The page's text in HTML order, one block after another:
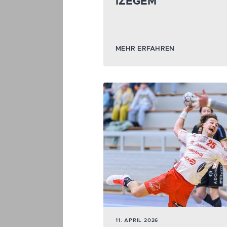
MEHR ERFAHREN
11. APRIL 2026